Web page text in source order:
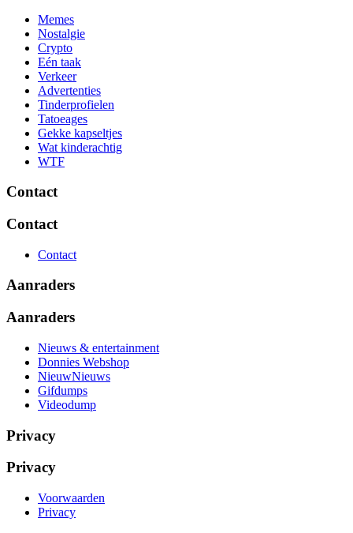
Memes
Nostalgie
Crypto
Eén taak
Verkeer
Advertenties
Tinderprofielen
Tatoeages
Gekke kapseltjes
Wat kinderachtig
WTF
Contact
Contact
Contact
Aanraders
Aanraders
Nieuws & entertainment
Donnies Webshop
NieuwNieuws
Gifdumps
Videodump
Privacy
Privacy
Voorwaarden
Privacy